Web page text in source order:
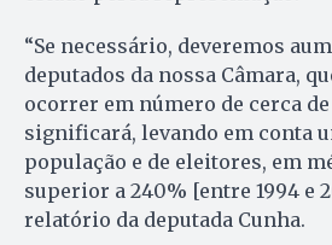
“Se necessário, deveremos
deputados da nossa Câmara,
ocorrer em número de cerca de
significará, levando em conta
população e de eleitores, em
superior a 240% [entre 1994 e
relatório da deputada Cunha.